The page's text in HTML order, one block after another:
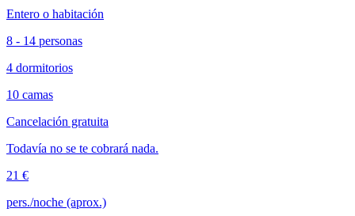
Entero o habitación
8 - 14 personas
4 dormitorios
10 camas
Cancelación gratuita
Todavía no se te cobrará nada.
21 €
pers./noche (aprox.)